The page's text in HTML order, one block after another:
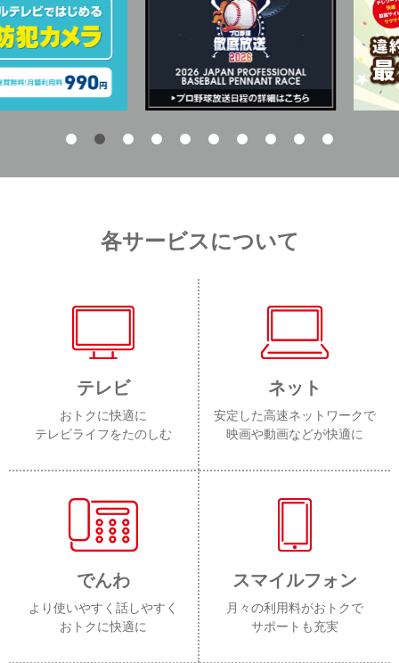
各サービスについて
テレビ
おトクに快適に
テレビライフをたのしむ
ネット
安定した高速ネットワークで
映画や動画などが快適に
でんわ
より使いやすく話しやすく
おトクに快適に
スマイルフォン
月々の利用料がおトクで
サポートも充実